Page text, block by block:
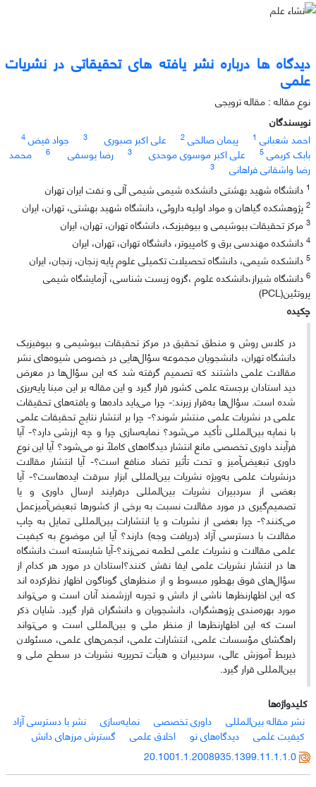
دیدگاه ها درباره نشر یافته های تحقیقاتی در نشریات
علمی
نوع مقاله : مقاله ترویجی
نویسندگان
احمد شعبانی 1 پیمان صالحی 2 علی اکبر صبوری 3 جواد فیض 4
بابک کریمی 5 علی اکبر موسوی موحدی 3 رضا یوسفی 6
محمد
رضا واشقانی فراهانی
3
1 دانشگاه شهید بهشتی دانشکده شیمی شیمی آلی و نفت ایران تهران
2 پژوهشکده گیاهان و مواد اولیه داروئی، دانشگاه شهید بهشتی، تهران، ایران
3 مرکز تحقیقات بیوشیمی و بیوفیزیک، دانشگاه تهران، تهران، ایران
4 دانشکده مهندسی برق و کامپیوتر، دانشگاه تهران، تهران، ایران
5 دانشکده شیمی، دانشگاه تحصیلات تکمیلی علوم پایه زنجان، زنجان، ایران
6 دانشگاه شیراز،دانشکده علوم ،گروه زیست شناسی، آزمایشگاه شیمی
پروتئین(PCL)
چکیده
در کلاس روش و منطق تحقیق در مرکز تحقیقات بیوشیمی و بیوفیزیک
دانشگاه تهران، دانشجویان مجموعه سؤال‌هایی در خصوص شیوه‌های نشر
مقالات علمی داشتند که تصمیم گرفته شد که این سؤال‌ها در معرض
دید استادان برجسته علمی کشور قرار گیرد و این مقاله بر این مبنا پایه‌ریزی
شده است. سؤال‌ها به‌قرار زیرند:- چرا می‌باید داده‌ها و یافته‌های تحقیقات
علمی در نشریات علمی منتشر شوند؟- چرا بر انتشار نتایج تحقیقات علمی
با نمایه بین‌المللی تأکید می‌شود؟ نمایه‌سازی چرا و چه ارزشی دارد؟- آیا
فرآیند داوری تخصصی مانع انتشار دیدگاه‌های کاملاً نو می‌شود؟ آیا این نوع
داوری تبعیض‌آمیز و تحت تأثیر تضاد منافع است؟- آیا انتشار مقالات
درنشریات علمی به‌ویژه نشریات بین‌المللی ابزار سرقت ایده‌هاست؟- آیا
بعضی از سردبیران نشریات بین‌المللی درفرایند ارسال داوری و یا
تصمیم‌گیری در مورد مقالات نسبت به برخی از کشور‌ها تبعیض‌آمیزعمل
می‌کنند؟- چرا بعضی از نشریات و یا انتشارات بین‌المللی تمایل به چاپ
مقالات با دسترسی آزاد (دریافت وجه) دارند؟ آیا این موضوع به کیفیت
علمی مقالات و نشریات علمی لطمه نمی‌زند؟-آیا شایسته است دانشگاه
ها در انتشار نشریات علمی ایفا نقش کنند؟استادان در مورد هر کدام از
سؤال‌های فوق بهطور مبسوط و از منظر‌های گوناگون اظهار نظرکرده اند
که این اظهارنظرها ناشی از دانش و تجربه ارزشمند آنان است و می‌تواند
مورد بهره‌مندی پژوهشگران، دانشجویان و دانشگران قرار گیرد. شایان ذکر
است که این اظهارنظرها از منظر ملی و بین‌المللی است و می‌تواند
راهگشای مؤسسات علمی، انتشارات علمی، انجمن‌های علمی، مسئولان
ذیربط آموزش عالی، سردبیران و هیأت تحریریه نشریات در سطح ملی و
بین‌المللی قرار گیرد.
کلیدواژه‌ها
نشر مقاله بین‌المللی
داوری تخصصی نمایه‌سازی
نشر با دسترسی آزاد
کیفیت علمی
دیدگاه‌های نو اخلاق علمی
گسترش مرز‌های دانش
20.1001.1.2008935.1399.11.1.1.0